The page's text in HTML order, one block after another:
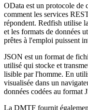
OData est un protocole de
comment les services
répondent. Redfish utilise
et les formats de données
prêtes à l'emploi puissent
JSON est un format de
utilisé qui stocke et
lisible par l'homme. En
visualisée dans un
données codées au format
La DMTF fournit